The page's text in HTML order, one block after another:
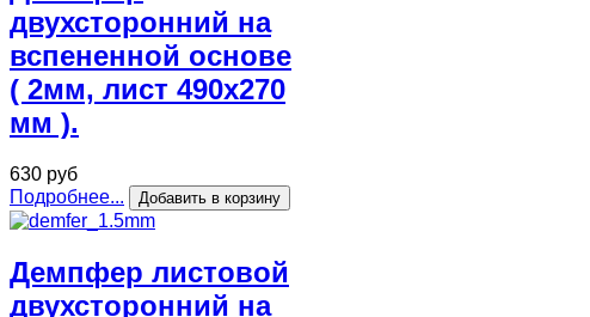
двухсторонний на
вспененной основе
( 2мм, лист 490х270
мм ).
630 руб
Подробнее...
Демпфер листовой
двухсторонний на